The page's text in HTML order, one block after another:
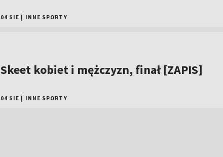
04 SIE INNE SPORTY
Skeet kobiet i mężczyzn, finał [ZAPIS]
04 SIE INNE SPORTY